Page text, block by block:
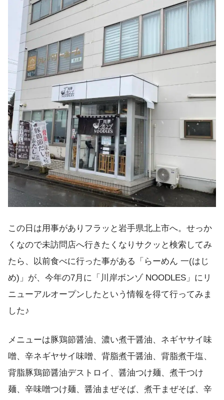
この日は用事がありフラッと岩手県北上市へ。せっか
くなので未訪問店へ行きたくなりサクッと検索してみ
たら、以前食べに行った事がある「らーめん 一(はじ
め)」が、今年の7月に「川岸ボンゾ NOODLES」にリ
ニューアルオープンしたという情報を得て行ってみま
した♪
メニューは豚鶏節醤油、濃い煮干醤油、ネギヤサイ味
噌、辛ネギヤサイ味噌、背脂煮干醤油、背脂煮干塩、
背脂豚鶏節醤油デストロイ、醤油つけ麺、煮干つけ
麺、辛味噌つけ麺、醤油まぜそば、煮干まぜそば、辛